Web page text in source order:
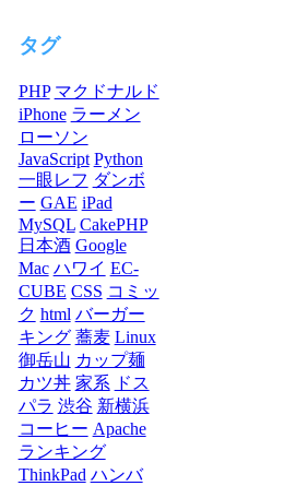
タグ
PHP マクドナルド
iPhone ラーメン
ローソン
JavaScript Python
一眼レフ ダンボ
ー GAE iPad
MySQL CakePHP
日本酒 Google
Mac ハワイ EC-
CUBE CSS コミッ
ク html バーガー
キング 蕎麦 Linux
御岳山 カップ麺
カツ丼 家系 ドス
パラ 渋谷 新横浜
コーヒー Apache
ランキング
ThinkPad ハンバ